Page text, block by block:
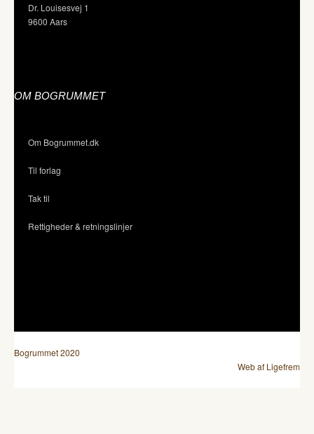
Dr. Louisesvej 1
9600 Aars
OM BOGRUMMET
Om Bogrummet.dk
Til forlag
Tak til
Rettigheder & retningslinjer
Bogrummet 2020
Web af Ligefrem